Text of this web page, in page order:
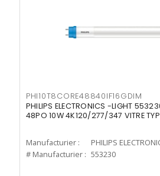
PHI10T8CORE48840IF16GDIM
PHILIPS ELECTRONICS -LIGHT
48PO 10W 4K120/277/347 VITRE
Manufacturier :
PHILIPS
# Manufacturier : 553230